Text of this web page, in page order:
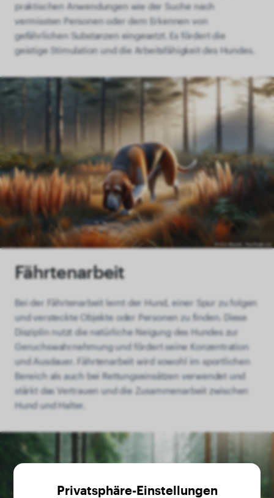
praktischen Anwendungen wie der Suche nach
vermissten Personen oder dem Erkennen von
gefährlichen Substanzen eingesetzt. Es fördert die
geistige Stimulation und die Arbeitsfähigkeit des Hundes.
Fährtenarbeit
Bei der Fährtenarbeit lernt der Hund, einer Spur zu folgen
und versteckte Objekte oder Personen zu finden. Diese
Disziplin nutzt die natürliche Neigung des Hundes zur
Geruchswahrnehmung und fördert seine Konzentration
und Ausdauer. Fährtenarbeit wird sowohl im sportlichen
Bereich als auch bei Rettungseinsätzen verwendet und
stärkt das Vertrauen und die Zusammenarbeit zwischen
Hund und Halter.
Privatsphäre-Einstellungen